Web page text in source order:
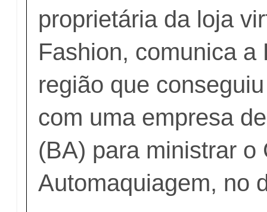
proprietária da loja
Fashion, comunica a
região que
com uma empresa
(BA) para ministrar o
Automaquiagem, no